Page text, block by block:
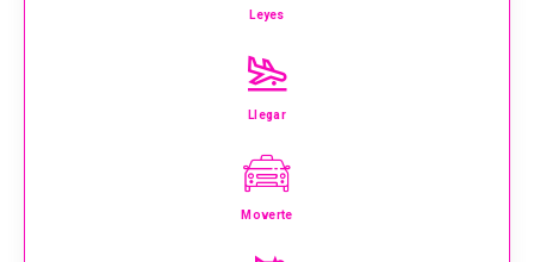
Leyes
Llegar
Moverte